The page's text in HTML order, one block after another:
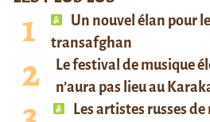
Un nouvel élan pour
transafghan
Le festival de musique
n’aura pas lieu au
Les artistes russes